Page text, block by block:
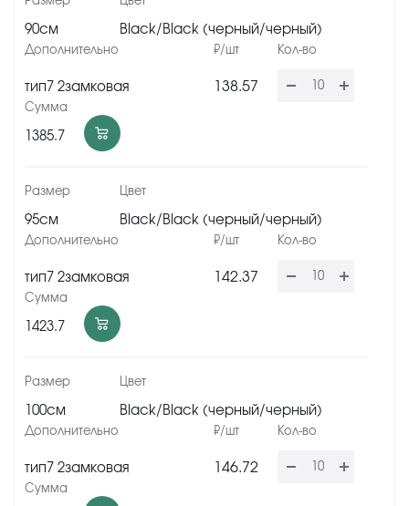
90см Black/Black (черный/черный)
тип7 2замковая 138.57
1385.7
95см Black/Black (черный/черный)
тип7 2замковая 142.37
1423.7
100см Black/Black (черный/черный)
тип7 2замковая 146.72